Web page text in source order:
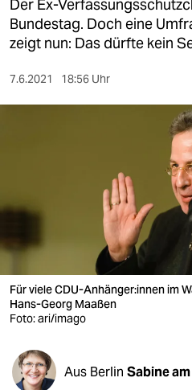
gesellschaft
sport
wahrheit
verlag
verlag
veranstaltungen
fragen & hilfe
Der Ex-
Bundestag. Doch eine
zeigt nun: Das dürfte kein
7.6.2021 18:56 Uhr
Für viele CDU-Anhänger:innen im
Hans-Georg Maaßen
Foto: ari/imago
Aus Berlin Sabine